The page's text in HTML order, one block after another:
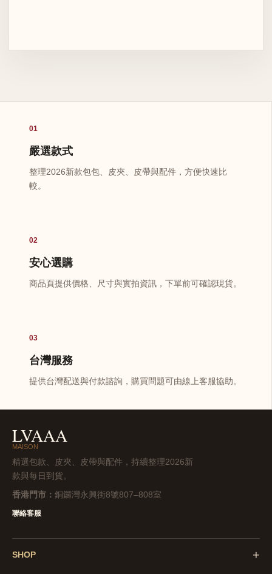
01
嚴選款式
整理2026新款包包、皮夾、皮帶與配件，方便快速比
較。
02
安心選購
商品頁提供價格、尺寸與實拍資訊，下單前可確認現貨。
03
台灣服務
提供台灣配送與付款諮詢，購買問題可由線上客服協助。
LVAAA
MAISON
精選包款、皮夾、皮帶與配件，持續整理2026新
款與每日到貨。
香港門市： 銅鑼灣永興街8號807–808室
聯絡客服
SHOP +